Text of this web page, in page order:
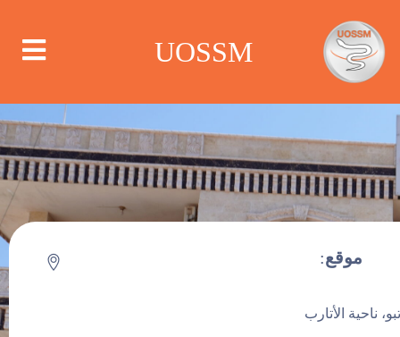
UOSSM
من نحن
أين نعمل
الحملات
موقع:
ناحية الأتارب